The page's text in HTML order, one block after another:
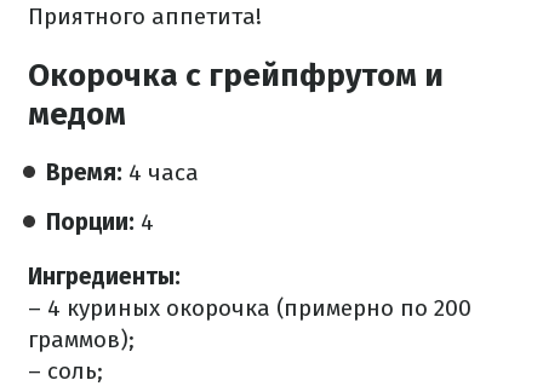
Приятного аппетита!
Окорочка с грейпфрутом и
медом
Время: 4 часа
Порции: 4
Ингредиенты:
– 4 куриных окорочка (примерно по 200
граммов);
– соль;